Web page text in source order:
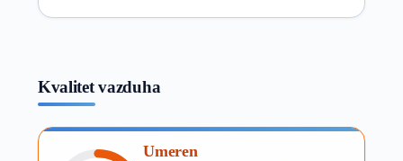
Kvalitet vazduha
Umeren